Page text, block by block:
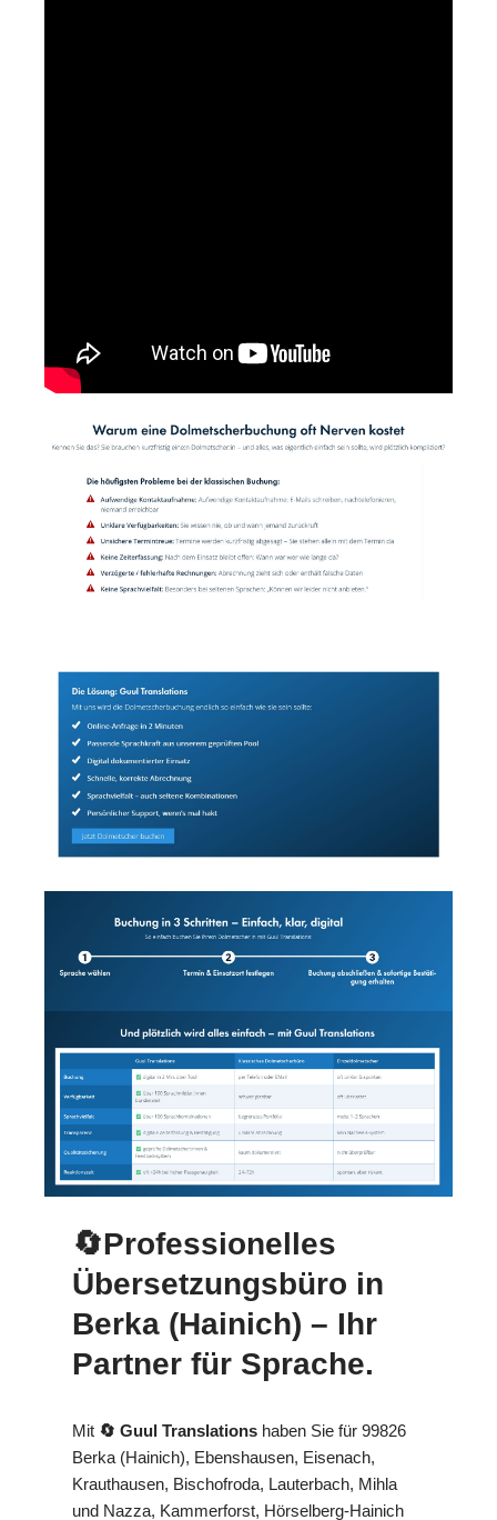
🔄Professionelles
Übersetzungsbüro in
Berka (Hainich) – Ihr
Partner für Sprache.
Mit 🔄 Guul Translations haben Sie für 99826
Berka (Hainich), Ebenshausen, Eisenach,
Krauthausen, Bischofroda, Lauterbach, Mihla
und Nazza, Kammerforst, Hörselberg-Hainich